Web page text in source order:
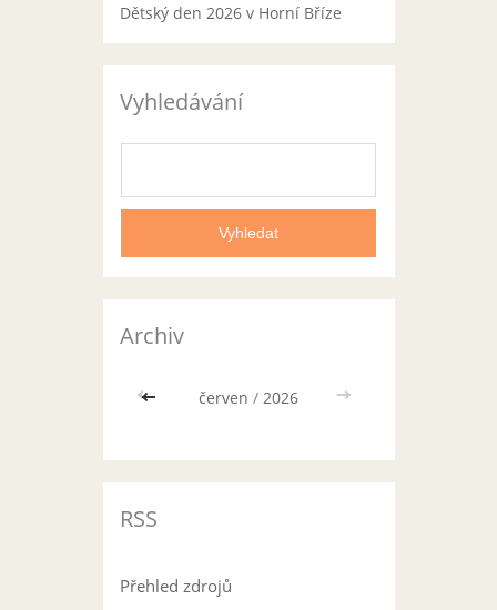
Dětský den 2026 v Horní Bříze
Vyhledávání
Archiv
<< červen / 2026 >>
RSS
Přehled zdrojů